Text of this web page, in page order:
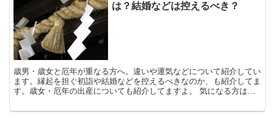
は？結婚などは控えるべき？
歳男・歳女と厄年が重なる方へ。違いや運気などについて紹介してい
ます。縁起を担ぐ初詣や結婚などを控えるべきなのか、も紹介してま
す。歳女・厄年の出産についても紹介してますよ。 気になる方は、